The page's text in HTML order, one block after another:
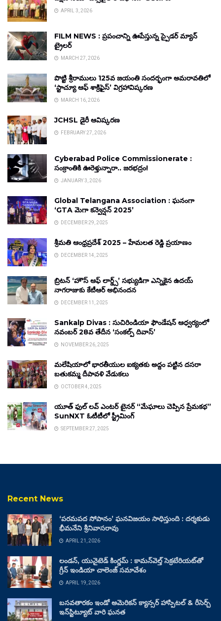
APRIL 3, 2026
FILM NEWS : ప్రపంచాన్ని ఊపేస్తున్న స్పైడర్ మ్యాన్
ట్రైలర్
MARCH 27, 2026
పొట్టి శ్రీరాములు 125వ జయంతి సందర్భంగా అమరావతిలో
‘స్టాచ్యూ ఆఫ్ శాక్రిఫైస్’ విగ్రహావిష్కరణ
MARCH 16, 2026
JCHSL డైరీ ఆవిష్కరణ
FEBRUARY 27, 2026
Cyberabad Police Commissionerate :
సంక్రాంతికి ఊరెళ్తున్నారా.. జరభద్రం!
JANUARY 3, 2026
Global Telangana Association : ఘనంగా
‘GTA మెగా కన్వెన్షన్ 2025’
DECEMBER 29, 2025
శ్రీమతి ఆంధ్రప్రదేశ్ 2025 – హేమలత రెడ్డి ప్రయాణం
DECEMBER 14, 2025
బ్రిటన్ ‘హౌస్ ఆఫ్ లార్డ్స్’ సభ్యుడిగా ఎన్నికైన ఉదయ్
నాగరాజుకు కేటీఆర్ అభినందన
DECEMBER 11, 2025
Sankalp Divas : సుచిరిండియా ఫౌండేషన్ ఆధ్వర్యంలో
నవంబర్ 28వ తేదీన ‘సంకల్ప్ దివాస్’
NOVEMBER 26, 2025
మలేషియాలో భారతీయుల ఐక్యతకు అద్దం పట్టిన దసరా
బతుకమ్మ దీపావళి వేడుకలు
OCTOBER 4, 2025
యూత్ ఫుల్ లవ్ ఎంటర్ టైనర్ “మేఘాలు చెప్పిన ప్రేమకథ”
SunNXT ఓటీటీలో స్ట్రీమింగ్
SEPTEMBER 27, 2025
Recent News
‘పరమపద సోపానం’ ఘనవిజయం సాధిస్తుంది : దర్శకుడు
భీమనేని శ్రీనివాసరావు
APRIL 21, 2026
లండన్, యునైటెడ్ కింగ్డమ్ : కామన్‌వెల్త్ సెక్రటేరియట్‌తో
గ్రీన్ ఇండియా చాలెంజ్ సమావేశం
APRIL 19, 2026
బసవతారకం ఇండో అమెరికన్ క్యాన్సర్ హాస్పిటల్ & రీసెర్చ్
ఇన్‌స్టిట్యూట్ వారి ఘనత